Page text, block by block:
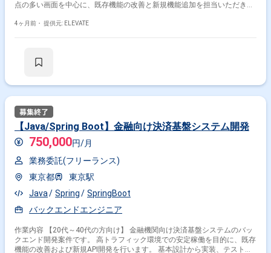
点の多い画面を中心に、既存機能の改善と新規機能追加を担当いただきま
や表示速度向上など、ユーザー体験を意識した開発に携われる環境です。
のUI実装 ・既存コンポーネントの改修および新規作成 ・バックエンドAPI
4ヶ月前・ 提供元: ELEVATE
【Java/Spring Boot】金融向け決済基盤システム開発
750,000円/月
業務委託(フリーランス)
東京都
東京駅
Java
Spring
SpringBoot
バックエンドエンジニア
作業内容 【20代～40代の方向け】 金融機関向け決済基盤システムのバッ
クエンド開発案件です。 高トラフィック環境での安定稼働を目的に、既存
機能の改善および新規API開発を行います。 基本設計から実装、テストま